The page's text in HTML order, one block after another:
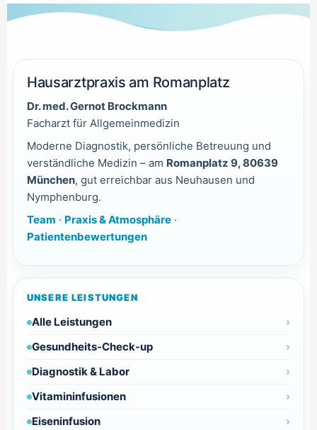
Hausarztpraxis am Romanplatz
Dr. med. Gernot Brockmann
Facharzt für Allgemeinmedizin
Moderne Diagnostik, persönliche Betreuung und
verständliche Medizin – am Romanplatz 9, 80639
München, gut erreichbar aus Neuhausen und
Nymphenburg.
Team · Praxis & Atmosphäre·
Patientenbewertungen
UNSERE LEISTUNGEN
Alle Leistungen
Gesundheits-Check-up
Diagnostik & Labor
Vitamininfusionen
Eiseninfusion